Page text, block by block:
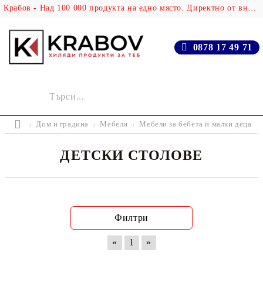
Крабов - Над 100 000 продукта на едно място. Директно от вносителя!
0878 17 49 71
Дом и градина Мебели Мебели за бебета и малки деца
ДЕТСКИ СТОЛОВЕ
Филтри
« 1 »